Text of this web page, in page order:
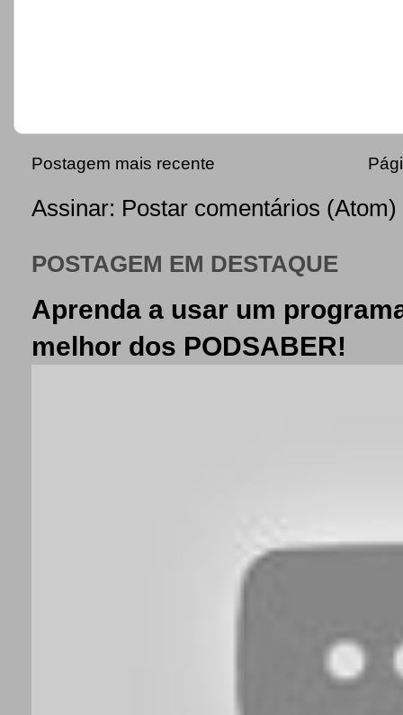
Postagem mais recente
Assinar: Postar comentários (Atom)
POSTAGEM EM DESTAQUE
Aprenda a usar um
melhor dos PODSABER!